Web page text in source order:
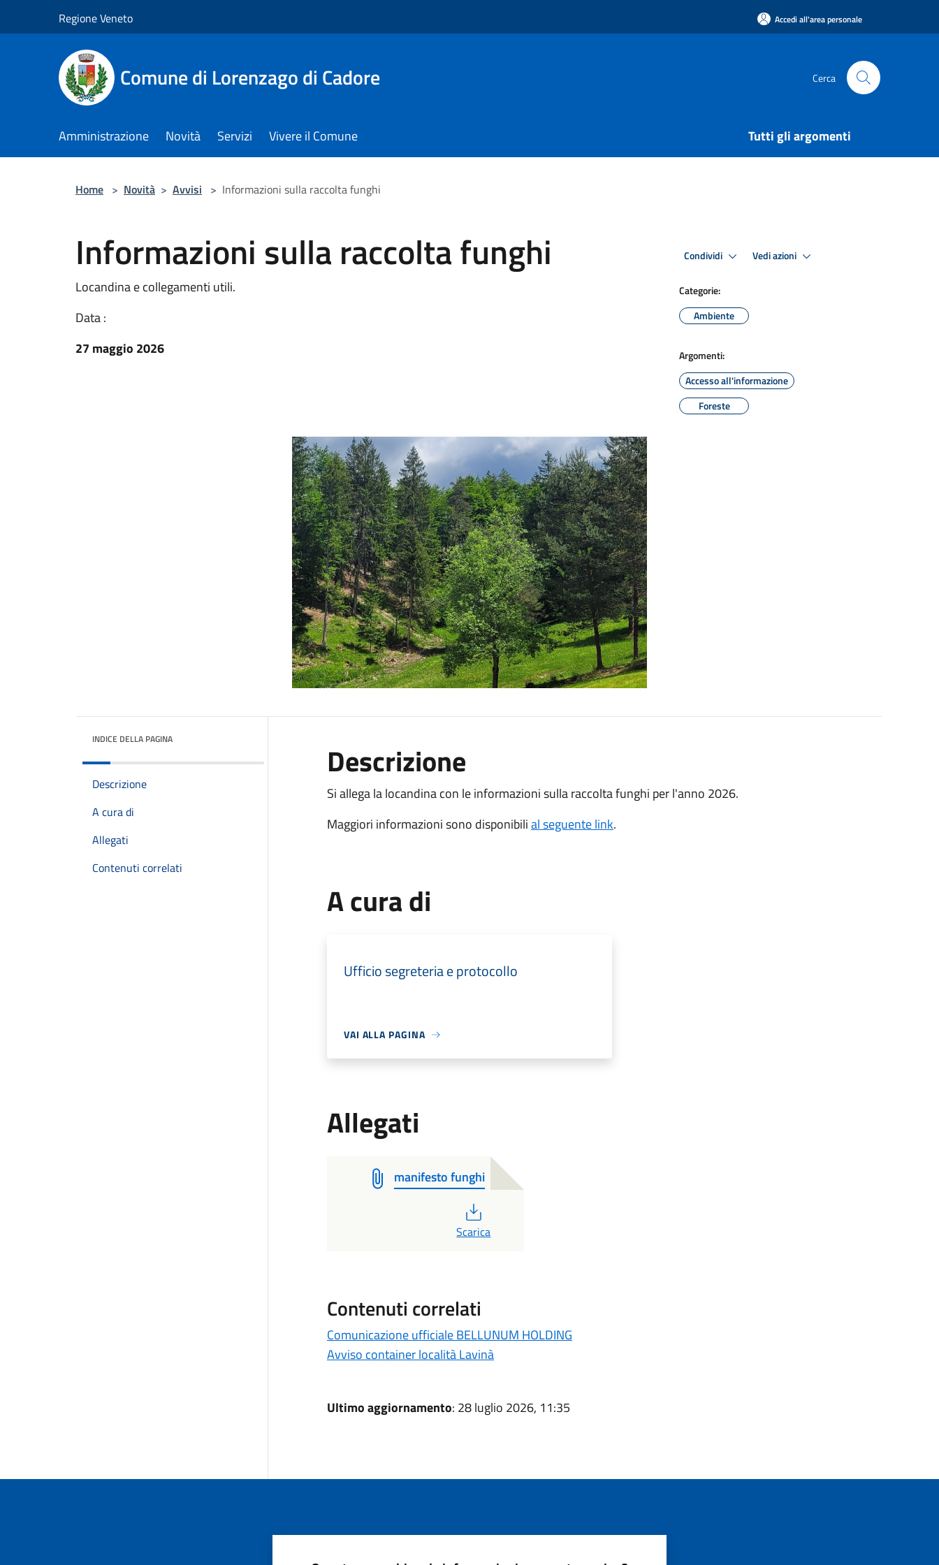
Regione Veneto Accedi all'area personale
Comune di Lorenzago di Cadore Cerca
Amministrazione Novità Servizi Vivere il Comune Tutti gli argomenti
Home > Novità > Avvisi > Informazioni sulla raccolta funghi
Informazioni sulla raccolta funghi
Locandina e collegamenti utili.
Data :
27 maggio 2026
Condividi Vedi azioni
Categorie:
Ambiente
Argomenti:
Accesso all'informazione
Foreste
INDICE DELLA PAGINA
Descrizione
A cura di
Allegati
Contenuti correlati
Descrizione
Si allega la locandina con le informazioni sulla raccolta funghi per l'anno 2026.
Maggiori informazioni sono disponibilial seguente link.
A cura di
Ufficio segreteria e protocollo
VAI ALLA PAGINA
Allegati
manifesto funghi
Scarica
Contenuti correlati
Comunicazione ufficiale BELLUNUM HOLDING
Avviso container località Lavinà
Ultimo aggiornamento: 28 luglio 2026, 11:35